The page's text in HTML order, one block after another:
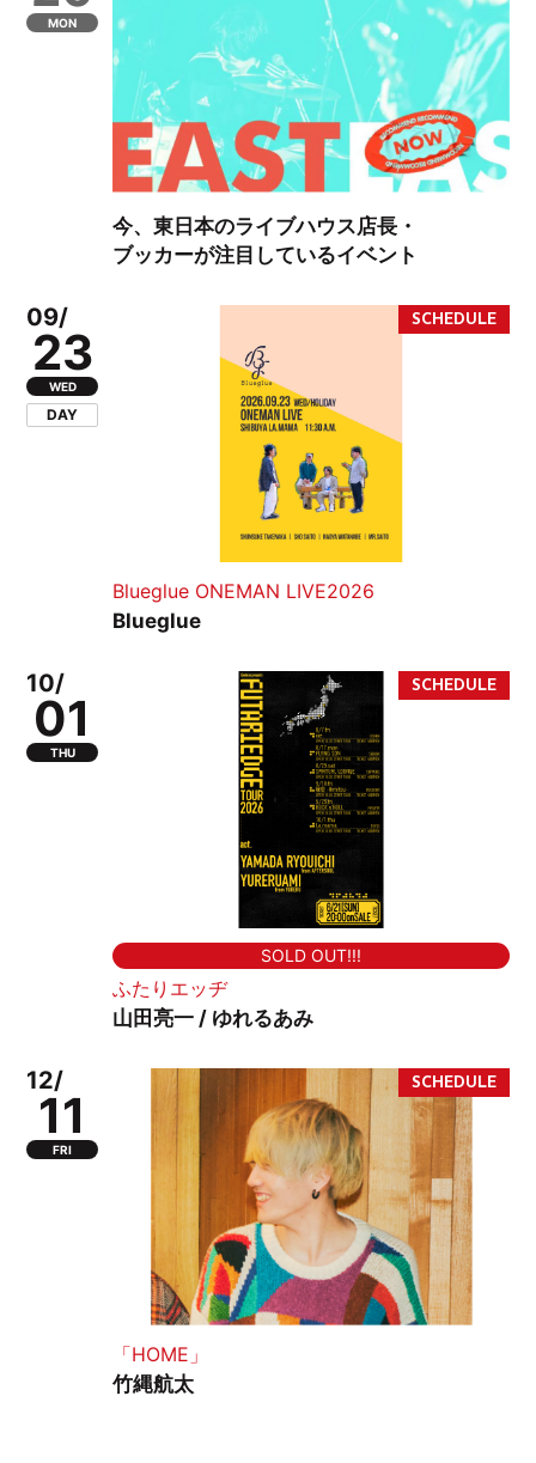
MON
今、東日本のライブハウス店長・
ブッカーが注目しているイベント
09/
23
WED
DAY
Blueglue ONEMAN LIVE2026
Blueglue
10/
01
THU
SOLD OUT!!!
ふたりエッヂ
山田亮一 / ゆれるあみ
12/
11
FRI
「HOME」
竹縄航太